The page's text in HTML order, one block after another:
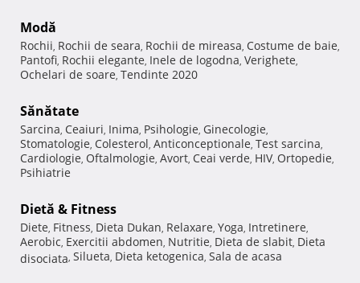
Modă
Rochii, Rochii de seara, Rochii de mireasa, Costume de baie,
Pantofi, Rochii elegante, Inele de logodna, Verighete,
Ochelari de soare, Tendinte 2020
Sănătate
Sarcina, Ceaiuri, Inima, Psihologie, Ginecologie,
Stomatologie, Colesterol, Anticonceptionale, Test sarcina,
Cardiologie, Oftalmologie, Avort, Ceai verde, HIV, Ortopedie,
Psihiatrie
Dietă & Fitness
Diete, Fitness, Dieta Dukan, Relaxare, Yoga, Intretinere,
Aerobic, Exercitii abdomen, Nutritie, Dieta de slabit, Dieta
disociata, Silueta, Dieta ketogenica, Sala de acasa